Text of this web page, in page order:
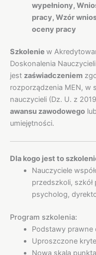
wypełniony,
pracy, Wzór
oceny pracy
Szkolenie w
Doskonalenia
jest zaświadczeniem
rozporządzenia MEN, w
nauczycieli (Dz. U. z
awansu zawodowego
umiejętności.
Dla kogo jest to
Nauczyciele
przedszkoli,
psycholog,
Program szkolenia:
Podstawy prawne
Uproszczone
Nowa skala